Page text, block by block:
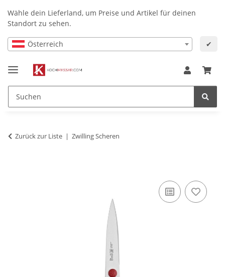
Wähle dein Lieferland, um Preise und Artikel für deinen
Standort zu sehen.
Österreich ✔
Zurück zur Liste Zwilling Scheren